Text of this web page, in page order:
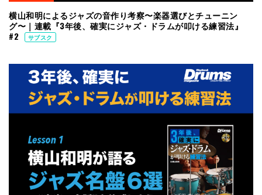
横山和明によるジャズの音作り考察〜楽器選びとチューニン
グ〜｜連載『3年後、確実にジャズ・ドラムが叩ける練習法』
#2
サブスク